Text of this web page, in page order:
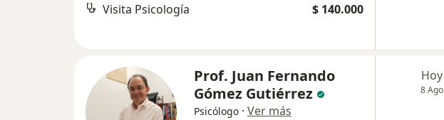
Visita Psicología $ 140.000
Prof. Juan Fernando
Gómez Gutiérrez
Psicólogo · Ver más
Hoy
8 Ago